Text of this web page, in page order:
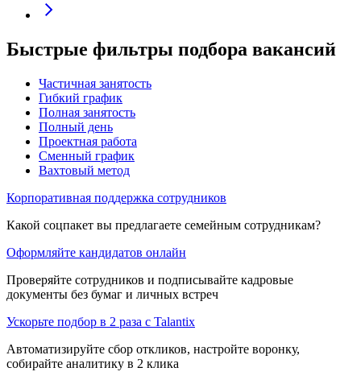
Быстрые фильтры подбора вакансий
Частичная занятость
Гибкий график
Полная занятость
Полный день
Проектная работа
Сменный график
Вахтовый метод
Корпоративная поддержка сотрудников
Какой соцпакет вы предлагаете семейным сотрудникам?
Оформляйте кандидатов онлайн
Проверяйте сотрудников и подписывайте кадровые
документы без бумаг и личных встреч
Ускорьте подбор в 2 раза с Talantix
Автоматизируйте сбор откликов, настройте воронку,
собирайте аналитику в 2 клика